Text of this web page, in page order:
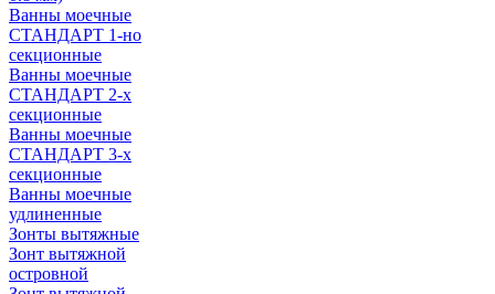
Ванны моечные
СТАНДАРТ 1-но
секционные
Ванны моечные
СТАНДАРТ 2-х
секционные
Ванны моечные
СТАНДАРТ 3-х
секционные
Ванны моечные
удлиненные
Зонты вытяжные
Зонт вытяжной
островной